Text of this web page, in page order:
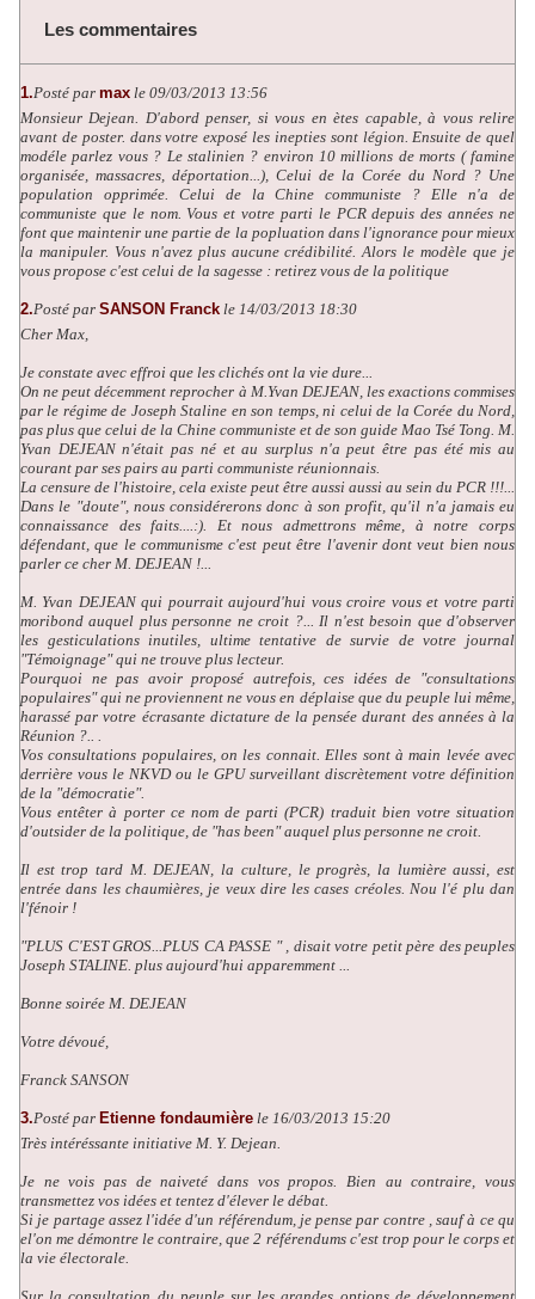
Les commentaires
1.Posté par max le 09/03/2013 13:56
Monsieur Dejean. D'abord penser, si vous en ètes capable, à vous relire
avant de poster. dans votre exposé les inepties sont légion. Ensuite de quel
modéle parlez vous ? Le stalinien ? environ 10 millions de morts ( famine
organisée, massacres, déportation...), Celui de la Corée du Nord ? Une
population opprimée. Celui de la Chine communiste ? Elle n'a de
communiste que le nom. Vous et votre parti le PCR depuis des années ne
font que maintenir une partie de la popluation dans l'ignorance pour mieux
la manipuler. Vous n'avez plus aucune crédibilité. Alors le modèle que je
vous propose c'est celui de la sagesse : retirez vous de la politique
2.Posté par SANSON Franck le 14/03/2013 18:30
Cher Max,
Je constate avec effroi que les clichés ont la vie dure...
On ne peut décemment reprocher à M.Yvan DEJEAN, les exactions commises
par le régime de Joseph Staline en son temps, ni celui de la Corée du Nord,
pas plus que celui de la Chine communiste et de son guide Mao Tsé Tong. M.
Yvan DEJEAN n'était pas né et au surplus n'a peut être pas été mis au
courant par ses pairs au parti communiste réunionnais.
La censure de l'histoire, cela existe peut être aussi aussi au sein du PCR !!!...
Dans le "doute", nous considérerons donc à son profit, qu'il n'a jamais eu
connaissance des faits....:). Et nous admettrons même, à notre corps
défendant, que le communisme c'est peut être l'avenir dont veut bien nous
parler ce cher M. DEJEAN !...
M. Yvan DEJEAN qui pourrait aujourd'hui vous croire vous et votre parti
moribond auquel plus personne ne croit ?... Il n'est besoin que d'observer
les gesticulations inutiles, ultime tentative de survie de votre journal
"Témoignage" qui ne trouve plus lecteur.
Pourquoi ne pas avoir proposé autrefois, ces idées de "consultations
populaires" qui ne proviennent ne vous en déplaise que du peuple lui même,
harassé par votre écrasante dictature de la pensée durant des années à la
Réunion ?.. .
Vos consultations populaires, on les connait. Elles sont à main levée avec
derrière vous le NKVD ou le GPU surveillant discrètement votre définition
de la "démocratie".
Vous entêter à porter ce nom de parti (PCR) traduit bien votre situation
d'outsider de la politique, de "has been" auquel plus personne ne croit.
Il est trop tard M. DEJEAN, la culture, le progrès, la lumière aussi, est
entrée dans les chaumières, je veux dire les cases créoles. Nou l'é plu dan
l'fénoir !
"PLUS C'EST GROS...PLUS CA PASSE " , disait votre petit père des peuples
Joseph STALINE. plus aujourd'hui apparemment ...
Bonne soirée M. DEJEAN
Votre dévoué,
Franck SANSON
3.Posté par Etienne fondaumière le 16/03/2013 15:20
Très intéréssante initiative M. Y. Dejean.
Je ne vois pas de naiveté dans vos propos. Bien au contraire, vous
transmettez vos idées et tentez d'élever le débat.
Si je partage assez l'idée d'un référendum, je pense par contre , sauf à ce qu
el'on me démontre le contraire, que 2 référendums c'est trop pour le corps et
la vie électorale.